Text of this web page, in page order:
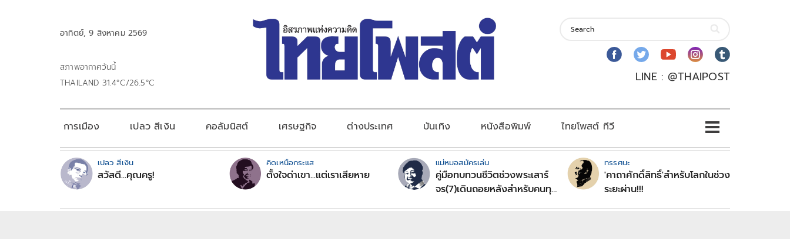
อาทิตย์, 9 สิงหาคม 2569
สภาพอากาศวันนี้
THAILAND 31.4°C/26.5°C
LINE : @THAIPOST
การเมือง เปลว สีเงิน คอลัมนิสต์ เศรษฐกิจ ต่างประเทศ บันเทิง หนังสือพิมพ์ ไทยโพสต์ ทีวี
เปลว สีเงิน
สวัสดี...คุณครู!
คิดเหนือกระแส
ตั้งใจด่าเขา...แต่เราเสียหาย
แม่หมอสมัครเล่น
คู่มือทบทวนชีวิตช่วงพระเสาร์
จร(7)เดินถอยหลังสำหรับคนทุก
ทรรศนะ
'คาถาศักดิ์สิทธิ์'สำหรับโลกในช่วง
ระยะผ่าน!!!